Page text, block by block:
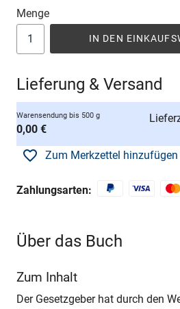
Menge
IN DEN
Lieferung & Versand
Warensendung bis 500 g
0,00 €
Zum Merkzettel hinzufügen
Zahlungsarten:
Über das Buch
Zum Inhalt
Der Gesetzgeber hat durch den